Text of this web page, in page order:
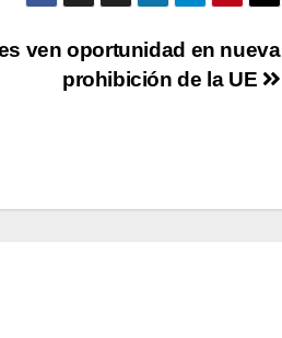
ven oportunidad en nueva
prohibición de la UE